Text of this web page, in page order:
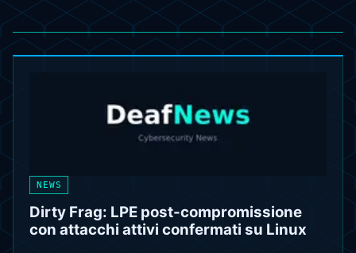
NEWS
Dirty Frag: LPE post-compromissione
con attacchi attivi confermati su Linux